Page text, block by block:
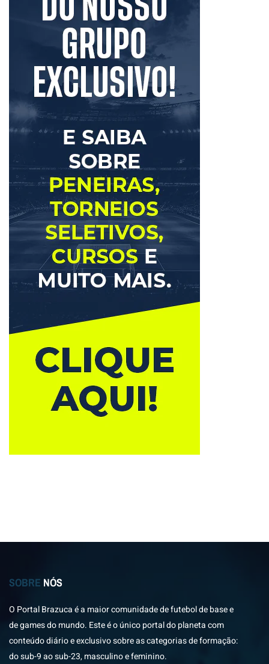
SOBRE NÓS
O Portal Brazuca é a maior comunidade de futebol de base e
de games do mundo. Este é o único portal do planeta com
conteúdo diário e exclusivo sobre as categorias de formação:
do sub-9 ao sub-23, masculino e feminino.